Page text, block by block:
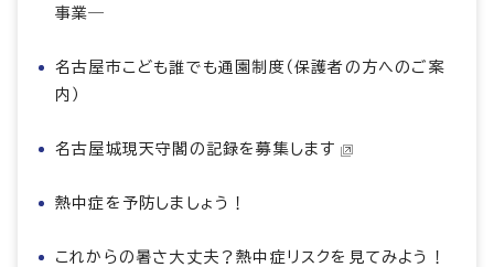
事業―
名古屋市こども誰でも通園制度（保護者の方へのご案
内）
名古屋城現天守閣の記録を募集します
熱中症を予防しましょう！
これからの暑さ大丈夫？熱中症リスクを見てみよう！